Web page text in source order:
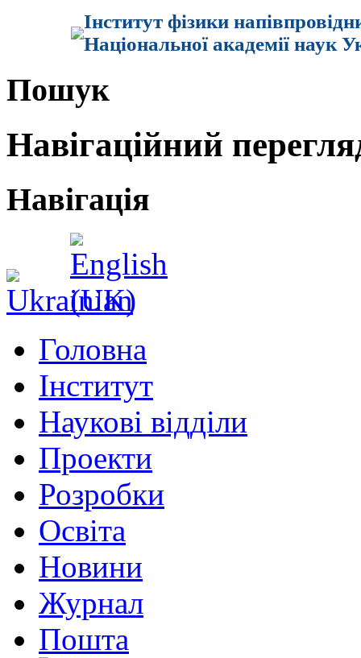
Інститут фізики
Національної академії наук
Пошук
Навігаційний
Навігація
Головна
Інститут
Наукові відділи
Проекти
Розробки
Освіта
Новини
Журнал
Пошта